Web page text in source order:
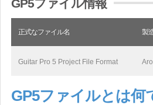
GP5ファイル情報
正式なファイル名 製
Guitar Pro 5 Project File Format
GP5ファイルとは何